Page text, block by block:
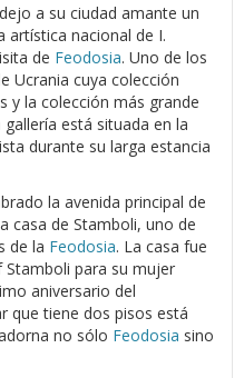
a su ciudad amante un
artística nacional de I.
de Feodosia. Uno de los
Ucrania cuya colección
y la colección más grande
está situada en la
durante su larga estancia
la avenida principal de
casa de Stamboli, uno de
de la Feodosia. La casa fue
para su mujer
aniversario del
que tiene dos pisos está
no sólo Feodosia sino